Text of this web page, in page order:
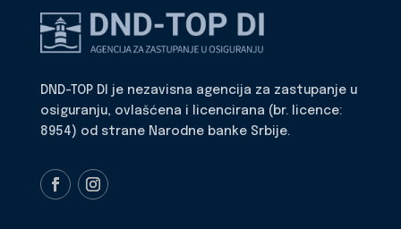
DND-TOP DI je nezavisna agencija za zastupanje u
osiguranju, ovlašćena i licencirana (br. licence:
8954) od strane Narodne banke Srbije.